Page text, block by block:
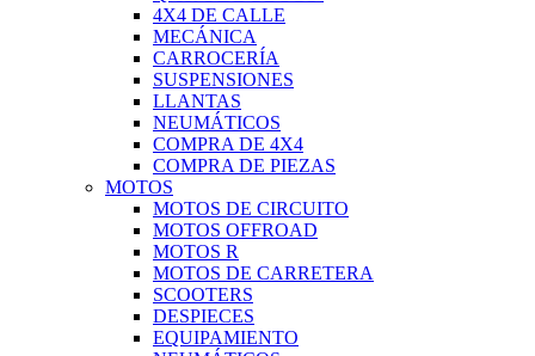
4X4 DE CALLE
MECÁNICA
CARROCERÍA
SUSPENSIONES
LLANTAS
NEUMÁTICOS
COMPRA DE 4X4
COMPRA DE PIEZAS
MOTOS
MOTOS DE CIRCUITO
MOTOS OFFROAD
MOTOS R
MOTOS DE CARRETERA
SCOOTERS
DESPIECES
EQUIPAMIENTO